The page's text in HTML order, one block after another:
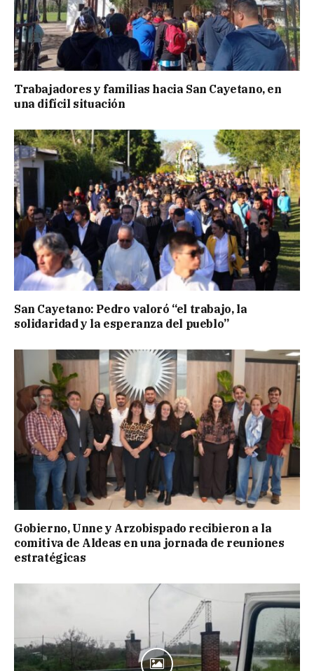
Trabajadores y familias hacia San Cayetano, en
una difícil situación
San Cayetano: Pedro valoró “el trabajo, la
solidaridad y la esperanza del pueblo”
Gobierno, Unne y Arzobispado recibieron a la
comitiva de Aldeas en una jornada de reuniones
estratégicas